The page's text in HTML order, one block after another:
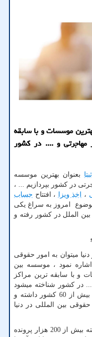
موسسات و با سابقه
مهاجرتی و .... در كشور
بعنوان بهترین موسسه
در کشور بپردازیم ... ،
، اخذ ویزا ، افتتاح حساب
امروز به سراغ یکی
الملل در کشور رفته و
میتوان به امور حقوقی
نمود ، موسسه بین
و با سابقه ترین مراکز
در کشور شناخته میشود
که امروزه بالغ بر 60 نمایندگی فعال در بیش از 60 کشور داشته و
بین المللی در دنیا
موسسه ثبتا از بدو تاسیس تا کنون توانسته بیش از 200 هزار پرونده